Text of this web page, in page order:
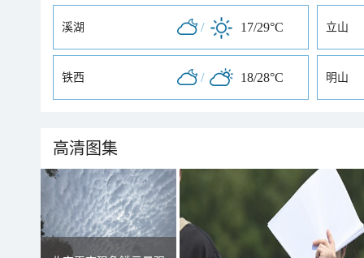
溪湖 / 17/29°C 立山
铁西 / 18/28°C 明山
高清图集